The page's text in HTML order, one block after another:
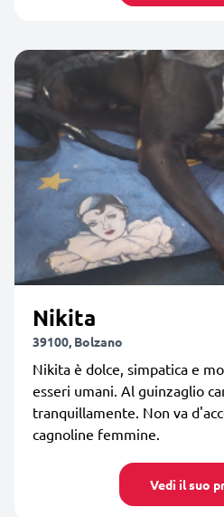
Nikita
39100, Bolzano
Nikita è dolce, simpatica e
esseri umani. Al guinzaglio
tranquillamente. Non va
cagnoline femmine.
Vedi il suo